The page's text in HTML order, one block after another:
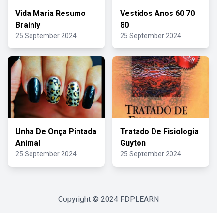
Vida Maria Resumo
Brainly
25 September 2024
Vestidos Anos 60 70
80
25 September 2024
Unha De Onça Pintada
Animal
25 September 2024
Tratado De Fisiologia
Guyton
25 September 2024
Copyright © 2024 FDPLEARN